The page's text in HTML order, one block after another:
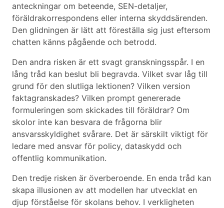
anteckningar om beteende, SEN-detaljer,
föräldrakorrespondens eller interna skyddsärenden.
Den glidningen är lätt att föreställa sig just eftersom
chatten känns pågående och betrodd.
Den andra risken är ett svagt granskningsspår. I en
lång tråd kan beslut bli begravda. Vilket svar låg till
grund för den slutliga lektionen? Vilken version
faktagranskades? Vilken prompt genererade
formuleringen som skickades till föräldrar? Om
skolor inte kan besvara de frågorna blir
ansvarsskyldighet svårare. Det är särskilt viktigt för
ledare med ansvar för policy, dataskydd och
offentlig kommunikation.
Den tredje risken är överberoende. En enda tråd kan
skapa illusionen av att modellen har utvecklat en
djup förståelse för skolans behov. I verkligheten